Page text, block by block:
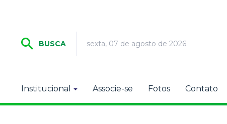
BUSCA sexta, 07 de agosto de 2026
Institucional Associe-se Fotos Contato